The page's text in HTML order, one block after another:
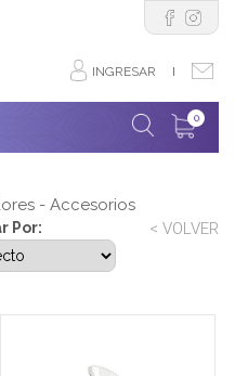
INGRESAR I
0
- Accesorios
< VOLVER
Por: